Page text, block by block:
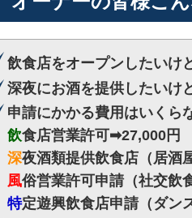
飲食店をオープンしたいけ
深夜にお酒を提供したいけ
申請にかかる費用はいくら
飲食店営業許可➡27,000円
深夜酒類提供飲食店（居酒
風俗営業許可申請（社交飲
特定遊興飲食店申請（ダン